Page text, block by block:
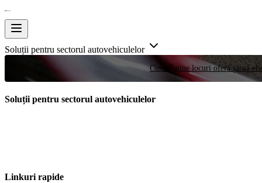
Soluții pentru sectorul autovehiculelor
Curse Puține locuri oferă șansa
Soluții pentru sectorul autovehiculelor
Linkuri rapide